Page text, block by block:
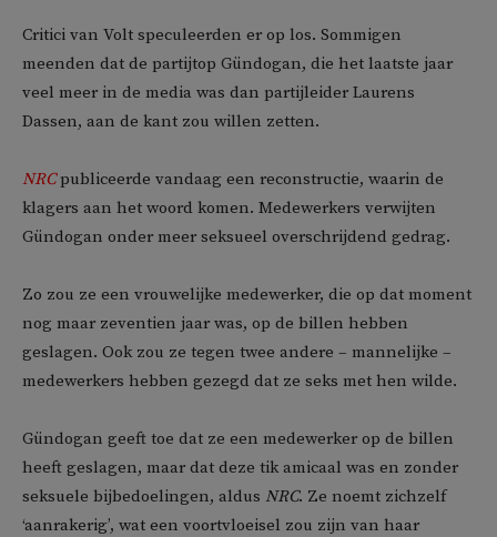
Critici van Volt speculeerden er op los. Sommigen
meenden dat de partijtop Gündogan, die het laatste jaar
veel meer in de media was dan partijleider Laurens
Dassen, aan de kant zou willen zetten.
NRCpubliceerde vandaag een reconstructie, waarin de
klagers aan het woord komen. Medewerkers verwijten
Gündogan onder meer seksueel overschrijdend gedrag.
Zo zou ze een vrouwelijke medewerker, die op dat moment
nog maar zeventien jaar was, op de billen hebben
geslagen. Ook zou ze tegen twee andere – mannelijke –
medewerkers hebben gezegd dat ze seks met hen wilde.
Gündogan geeft toe dat ze een medewerker op de billen
heeft geslagen, maar dat deze tik amicaal was en zonder
seksuele bijbedoelingen, aldus NRC. Ze noemt zichzelf
‘aanrakerig’, wat een voortvloeisel zou zijn van haar